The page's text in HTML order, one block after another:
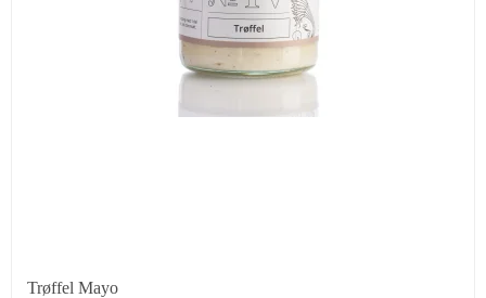
Trøffel Mayo